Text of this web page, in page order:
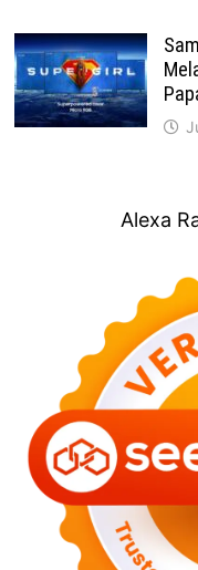
Alexa